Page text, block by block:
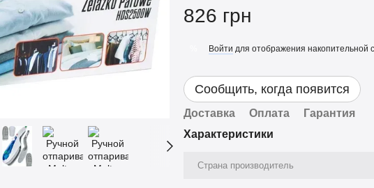
826 грн
Войти для отображения накопительной
Сообщить, когда появится
Доставка Оплата
Гарантия
Характеристики
Страна производитель